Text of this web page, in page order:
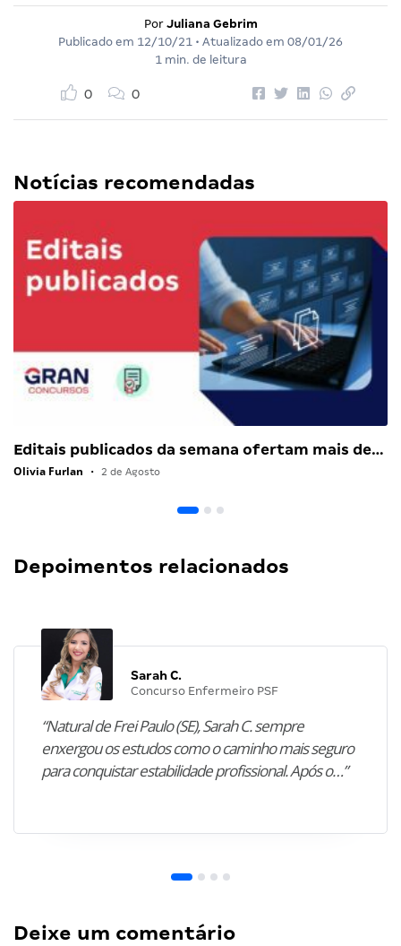
Por Juliana Gebrim
Publicado em 12/10/21 • Atualizado em 08/01/26
1 min. de leitura
0 0
Notícias recomendadas
Editais publicados da semana ofertam mais de…
Olivia Furlan • 2 de Agosto
Depoimentos relacionados
Sarah C.
Concurso Enfermeiro PSF
“Natural de Frei Paulo (SE), Sarah C. sempre
enxergou os estudos como o caminho mais seguro
para conquistar estabilidade profissional. Após o…”
Deixe um comentário